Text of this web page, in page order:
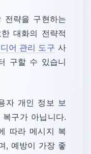
전략을 구현하는
대화의 전략적
어 관리 도구 사
구할 수 있습니
자 개인 정보 보
구가 아닙니다.
따라 메시지 복
, 예방이 가장 좋